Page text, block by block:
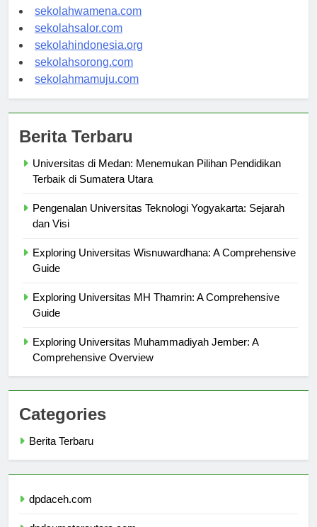
sekolahnabire.com
sekolahwamena.com
sekolahsalor.com
sekolahindonesia.org
sekolahsorong.com
Universitas di Medan: Menemukan Pilihan Pendidikan
Pengenalan Universitas Teknologi Yogyakarta: Sejarah
Exploring Universitas Wisnuwardhana: A Comprehensive
Exploring Universitas MH Thamrin: A Comprehensive
Exploring Universitas Muhammadiyah Jember: A
Categories